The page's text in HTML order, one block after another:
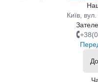
Київ,